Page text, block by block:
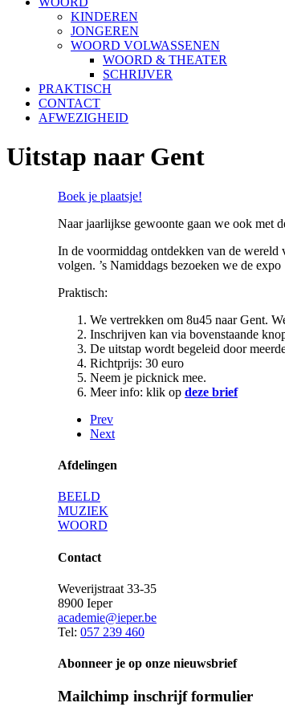
KINDEREN
JONGEREN
WOORD VOLWASSENEN
WOORD & THEATER
SCHRIJVER
PRAKTISCH
CONTACT
AFWEZIGHEID
Uitstap naar Gent
Boek je plaatsje!
Naar jaarlijkse gewoonte gaan we ook met
In de voormiddag ontdekken van de wereld
volgen. ’s Namiddags bezoeken we de
Praktisch:
We vertrekken om 8u45 naar Gent.
Inschrijven kan via bovenstaande
De uitstap wordt begeleid door
Richtprijs: 30 euro
Neem je picknick mee.
Meer info: klik op deze brief
Prev
Next
Afdelingen
BEELD
MUZIEK
WOORD
Contact
Weverijstraat 33-35
8900 Ieper
academie@ieper.be
Tel: 057 239 460
Abonneer je op onze nieuwsbrief
Mailchimp inschrijf formulier